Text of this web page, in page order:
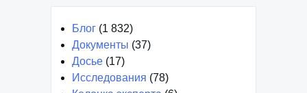
Блог (1 832)
Документы (37)
Досье (17)
Исследования (78)